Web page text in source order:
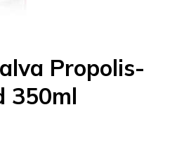
Propolis-
350ml